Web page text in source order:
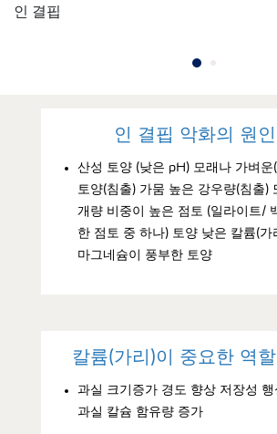
인 결핍
인 결핍 악화의 원
산성 토양 (낮은 pH) 모래나 가벼운
토양(침출) 가뭄 높은 강우량(침출)
개량 비중이 높은 점토 (일라이트/
한 점토 중 하나) 토양 낮은 칼륨(가
마그네슘이 풍부한 토양
칼륨(가리)이 중요한 역
과실 크기증가 경도 향상 저장성
과실 칼슘 함유량 증가